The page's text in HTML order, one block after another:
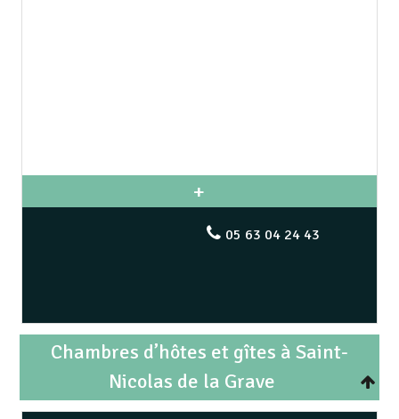
05 63 04 24 43
Chambres d’hôtes et gîtes à Saint-
Nicolas de la Grave